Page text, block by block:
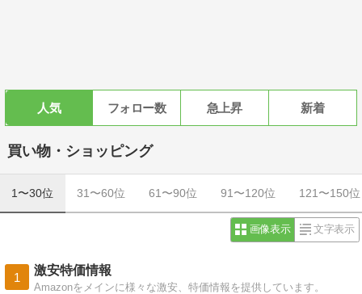
人気 フォロー数 急上昇 新着
買い物・ショッピング
1〜30位 31〜60位 61〜90位 91〜120位 121〜150位
画像表示 文字表示
1
激安特価情報
Amazonをメインに様々な激安、特価情報を提供しています。